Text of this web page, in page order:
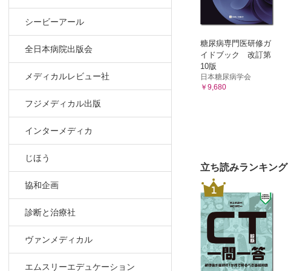
シービーアール
全日本病院出版会
メディカルレビュー社
フジメディカル出版
インターメディカ
じほう
協和企画
診断と治療社
ヴァンメディカル
エムスリーエデュケーション
糖尿病専門医研修ガ
イドブック 改訂第
10版
日本糖尿病学会
￥9,680
立ち読みランキング
1